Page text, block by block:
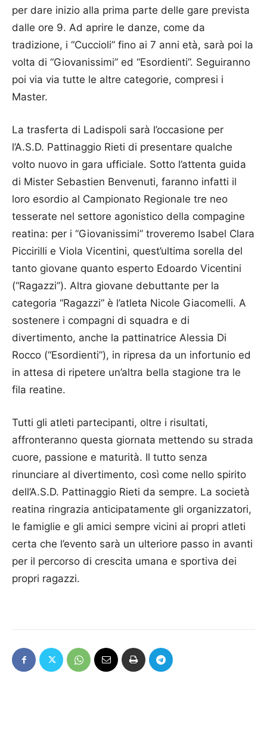
per dare inizio alla prima parte delle gare prevista
dalle ore 9. Ad aprire le danze, come da
tradizione, i “Cuccioli” fino ai 7 anni età, sarà poi la
volta di “Giovanissimi” ed “Esordienti”. Seguiranno
poi via via tutte le altre categorie, compresi i
Master.
La trasferta di Ladispoli sarà l’occasione per
l’A.S.D. Pattinaggio Rieti di presentare qualche
volto nuovo in gara ufficiale. Sotto l’attenta guida
di Mister Sebastien Benvenuti, faranno infatti il
loro esordio al Campionato Regionale tre neo
tesserate nel settore agonistico della compagine
reatina: per i “Giovanissimi” troveremo Isabel Clara
Piccirilli e Viola Vicentini, quest’ultima sorella del
tanto giovane quanto esperto Edoardo Vicentini
(“Ragazzi”). Altra giovane debuttante per la
categoria “Ragazzi” è l’atleta Nicole Giacomelli. A
sostenere i compagni di squadra e di
divertimento, anche la pattinatrice Alessia Di
Rocco (“Esordienti”), in ripresa da un infortunio ed
in attesa di ripetere un’altra bella stagione tra le
fila reatine.
Tutti gli atleti partecipanti, oltre i risultati,
affronteranno questa giornata mettendo su strada
cuore, passione e maturità. Il tutto senza
rinunciare al divertimento, così come nello spirito
dell’A.S.D. Pattinaggio Rieti da sempre. La società
reatina ringrazia anticipatamente gli organizzatori,
le famiglie e gli amici sempre vicini ai propri atleti
certa che l’evento sarà un ulteriore passo in avanti
per il percorso di crescita umana e sportiva dei
propri ragazzi.